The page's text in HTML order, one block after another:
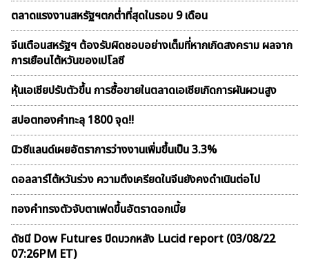
ตลาดเเรงงานสหรัฐฯตกต่ำที่สุดในรอบ 9 เดือน
จีนเตือนสหรัฐฯ ต้องรับผิดชอบอย่างเต็มที่หากเกิดสงคราม ผลจาก
การเยือนไต้หวันของเปโลซี
หุ้นเอเชียปรับตัวขึ้น การซื้อขายในตลาดเอเชียเกิดการผันผวนสูง
สปอตทองคำทะลุ 1800 จุด!!
นิวซีแลนด์เผยอัตราการว่างงานเพิ่มขึ้นเป็น 3.3%
ดอลลาร์ไต้หวันร่วง ความตึงเครียดในจีนยังคงดำเนินต่อไป
ทองคำทรงตัวจับตาเฟดขึ้นอัตราดอกเบี้ย
ดัชนี Dow Futures ปิดบวกหลัง Lucid report (03/08/22
07:26PM ET)